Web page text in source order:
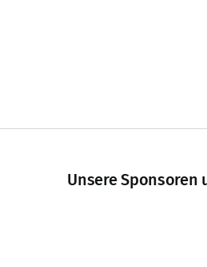
Unsere Sponsoren